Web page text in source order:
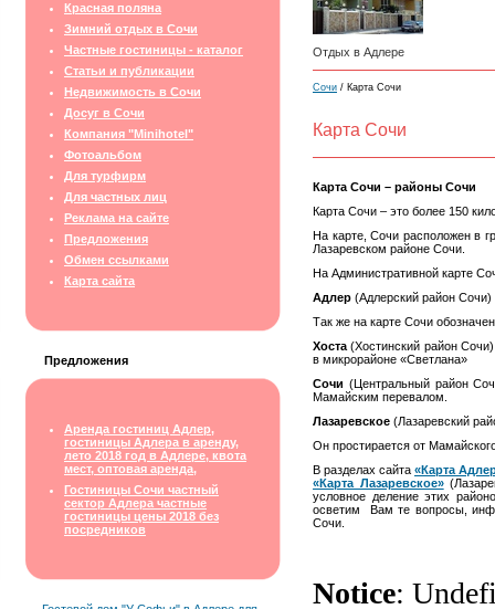
Красная поляна
Зимний отдых в Сочи
Частные гостиницы - каталог
Статьи и публикации
Недвижимость в Сочи
Досуг в Сочи
Компания "Minihotel"
Фотоальбом
Для турфирм
Для частных лиц
Реклама на сайте
Предложения
Обмен ссылками
Карта сайта
Предложения
Аренда гостиниц Адлер,
гостиницы Адлера в аренду,
лето 2018 год в Адлере, квота
мест, оптовая аренда,
Гостиницы Сочи частный
сектор Адлера частные
гостиницы цены 2018 без
посредников
Отдых в Адлере
Сочи / Карта Сочи
Карта Сочи
Карта Сочи – районы Сочи
Карта Сочи – это более 150
На карте, Сочи расположен в
Лазаревском районе Сочи.
На Административной карте
Адлер (Адлерский район Сочи)
Так же на карте Сочи
Хоста (Хостинский район
в микрорайоне «Светлана»
Сочи (Центральный район
Мамайским перевалом.
Лазаревское (Лазаревский
Он простирается от
В разделах сайта «Карта
«Карта Лазаревское»
условное деление этих
осветим Вам те вопросы,
Сочи.